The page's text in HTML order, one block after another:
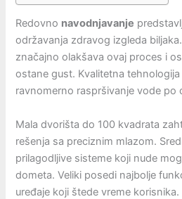
Redovno navodnjavanje
održavanja zdravog izgleda
značajno olakšava ovaj proces i
ostane gust. Kvalitetna
ravnomerno raspršivanje vode po
Mala dvorišta do 100 kvadrata
rešenja sa preciznim mlazom.
prilagodljive sisteme koji nude
dometa. Veliki posedi najbolje
uređaje koji štede vreme korisnika.